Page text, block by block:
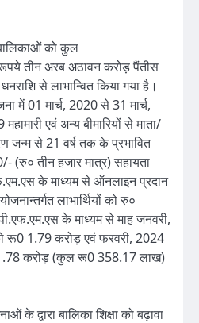
को कुल
तीन अरब अठावन करोड़ पैंतीस
से लाभान्वित किया गया है।
में 01 मार्च, 2020 से 31 मार्च,
एवं अन्य बीमारियों से माता/
जन्म से 21 वर्ष तक के प्रभावित
(रु० तीन हजार मात्र) सहायता
के माध्यम से ऑनलाइन प्रदान
लाभार्थियों को रु०
के माध्यम से माह जनवरी,
रू0 1.79 करोड़ एवं फरवरी, 2024
1.78 करोड़ (कुल रू0 358.17 लाख)
के द्वारा बालिका शिक्षा को बढ़ावा